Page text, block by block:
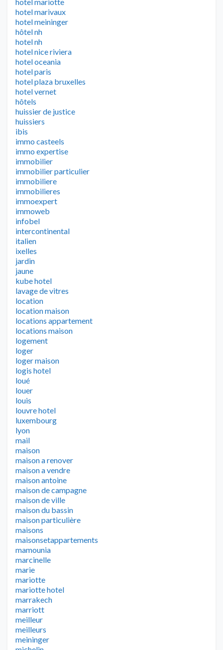
hotel marivaux
hotel meininger
hôtel nh
hotel nh
hotel nice riviera
hotel oceania
hotel paris
hotel plaza bruxelles
hotel vernet
hôtels
huissier de justice
huissiers
ibis
immo casteels
immo expertise
immobilier
immobilier particulier
immobiliere
immobilieres
immoexpert
immoweb
infobel
intercontinental
italien
ixelles
jardin
jaune
kube hotel
lavage de vitres
location
location maison
locations appartement
locations maison
logement
loger
loger maison
logis hotel
loué
louer
louis
louvre hotel
luxembourg
lyon
mail
maison
maison a renover
maison a vendre
maison antoine
maison de campagne
maison de ville
maison du bassin
maison particulière
maisons
maisonsetappartements
mamounia
marcinelle
marie
mariotte
mariotte hotel
marrakech
marriott
meilleur
meilleurs
meininger